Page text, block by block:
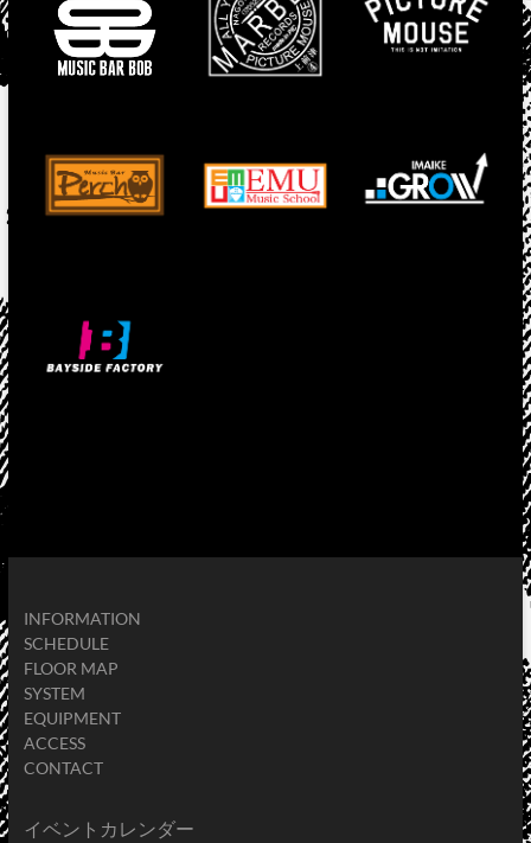
INFORMATION
SCHEDULE
FLOOR MAP
SYSTEM
EQUIPMENT
ACCESS
CONTACT
イベントカレンダー